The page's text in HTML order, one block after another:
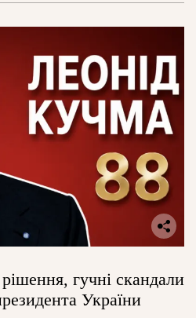
гучні скандали
України